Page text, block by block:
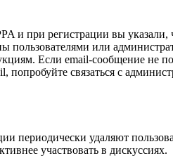
и при регистрации вы указали,
или
Если email-сообщение не
связаться с
периодически удаляют
участвовать в дискуссиях.